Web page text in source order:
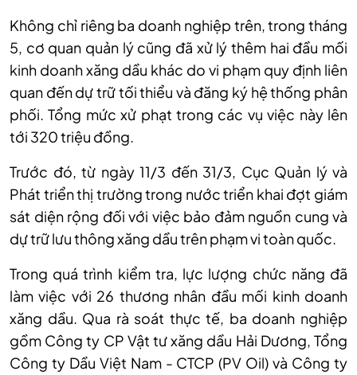
Không chỉ riêng ba doanh nghiệp trên, trong tháng
5, cơ quan quản lý cũng đã xử lý thêm hai đầu mối
kinh doanh xăng dầu khác do vi phạm quy định liên
quan đến dự trữ tối thiểu và đăng ký hệ thống phân
phối. Tổng mức xử phạt trong các vụ việc này lên
tới 320 triệu đồng.
Trước đó, từ ngày 11/3 đến 31/3, Cục Quản lý và
Phát triển thị trường trong nước triển khai đợt giám
sát diện rộng đối với việc bảo đảm nguồn cung và
dự trữ lưu thông xăng dầu trên phạm vi toàn quốc.
Trong quá trình kiểm tra, lực lượng chức năng đã
làm việc với 26 thương nhân đầu mối kinh doanh
xăng dầu. Qua rà soát thực tế, ba doanh nghiệp
gồm Công ty CP Vật tư xăng dầu Hải Dương, Tổng
Công ty Dầu Việt Nam - CTCP (PV Oil) và Công ty